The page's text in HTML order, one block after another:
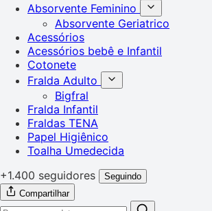
Absorvente Feminino
Absorvente Geriatrico
Acessórios
Acessórios bebê e Infantil
Cotonete
Fralda Adulto
Bigfral
Fralda Infantil
Fraldas TENA
Papel Higiênico
Toalha Umedecida
+1.400 seguidores
Seguindo
Compartilhar